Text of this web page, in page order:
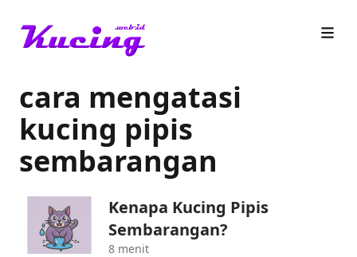
cara mengatasi
kucing pipis
sembarangan
Kenapa Kucing Pipis
Sembarangan?
8 menit